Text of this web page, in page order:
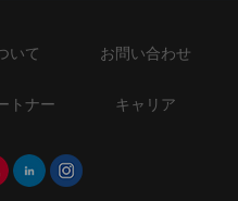
いて お問い合わせ
トナー キャリア